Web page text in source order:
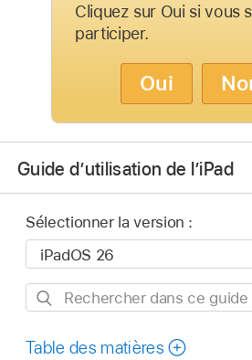
Cliquez sur Oui si vous
participer.
Oui
Guide d’utilisation de l’iPad
Sélectionner la version :
Rechercher
ce
Table des matières